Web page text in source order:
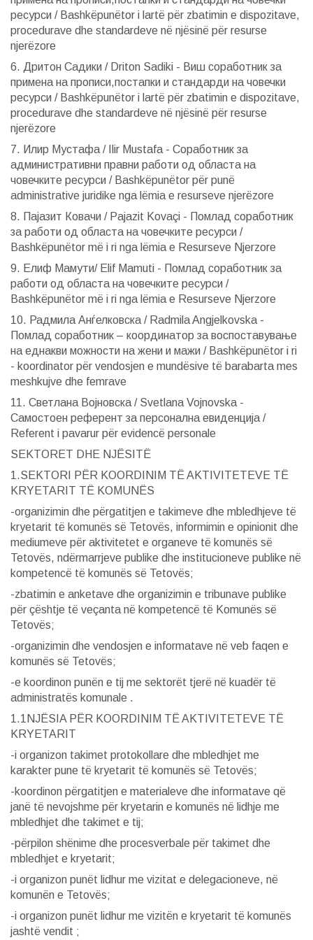
ресурси / Bashkëpunëtor i lartë për zbatimin e dispozitave,
procedurave dhe standardeve në njësinë për resurse
njerëzore
6. Дритон Садики / Driton Sadiki - Виш соработник за
примена на прописи,постапки и стандарди на човечки
ресурси / Bashkëpunëtor i lartë për zbatimin e dispozitave,
procedurave dhe standardeve në njësinë për resurse
njerëzore
7. Илир Мустафа / Ilir Mustafa - Соработник за
административни правни работи од областа на
човечките ресурси / Bashkëpunëtor për punë
administrative juridike nga lëmia e resurseve njerëzore
8. Пајазит Ковачи / Pajazit Kovaçi - Помлад соработник
за работи од областа на човечките ресурси /
Bashkëpunëtor më i ri nga lëmia e Resurseve Njerzore
9. Елиф Мамути/ Elif Mamuti - Помлад соработник за
работи од областа на човечките ресурси /
Bashkëpunëtor më i ri nga lëmia e Resurseve Njerzore
10. Радмила Анѓелковска / Radmila Angjelkovska -
Помлад соработник – координатор за воспоставување
на еднакви можности на жени и мажи / Bashkëpunëtor i ri
- koordinator për vendosjen e mundësive të barabarta mes
meshkujve dhe femrave
11. Светлана Војновска / Svetlana Vojnovska -
Самостоен референт за персонална евиденција /
Referent i pavarur për evidencë personale
SEKTORET DHE NJËSITË
1.SEKTORI PËR KOORDINIM TË AKTIVITETEVE TË
KRYETARIT TË KOMUNËS
-organizimin dhe përgatitjen e takimeve dhe mbledhjeve të
kryetarit të komunës së Tetovës, informimin e opinionit dhe
mediumeve për aktivitetet e organeve të komunës së
Tetovës, ndërmarrjeve publike dhe institucioneve publike në
kompetencë të komunës së Tetovës;
-zbatimin e anketave dhe organizimin e tribunave publike
për çështje të veçanta në kompetencë të Komunës së
Tetovës;
-organizimin dhe vendosjen e informatave në veb faqen e
komunës së Tetovës;
-e koordinon punën e tij me sektorët tjerë në kuadër të
administratës komunale .
1.1NJËSIA PËR KOORDINIM TË AKTIVITETEVE TË
KRYETARIT
-i organizon takimet protokollare dhe mbledhjet me
karakter pune të kryetarit të komunës së Tetovës;
-koordinon përgatitjen e materialeve dhe informatave që
janë të nevojshme për kryetarin e komunës në lidhje me
mbledhjet dhe takimet e tij;
-përpilon shënime dhe procesverbale për takimet dhe
mbledhjet e kryetarit;
-i organizon punët lidhur me vizitat e delegacioneve, në
komunën e Tetovës;
-i organizon punët lidhur me vizitën e kryetarit të komunës
jashtë vendit ;